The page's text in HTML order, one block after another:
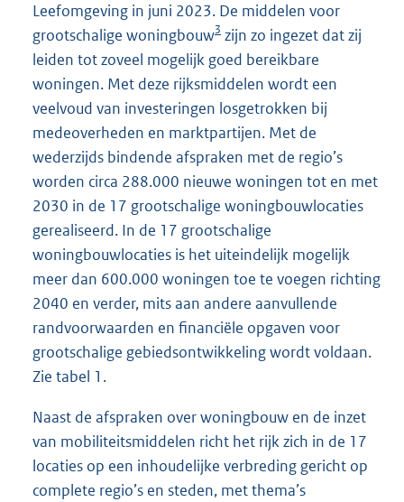
Leefomgeving in juni 2023. De middelen voor
grootschalige woningbouw3 zijn zo ingezet dat zij
leiden tot zoveel mogelijk goed bereikbare
woningen. Met deze rijksmiddelen wordt een
veelvoud van investeringen losgetrokken bij
medeoverheden en marktpartijen. Met de
wederzijds bindende afspraken met de regio’s
worden circa 288.000 nieuwe woningen tot en met
2030 in de 17 grootschalige woningbouwlocaties
gerealiseerd. In de 17 grootschalige
woningbouwlocaties is het uiteindelijk mogelijk
meer dan 600.000 woningen toe te voegen richting
2040 en verder, mits aan andere aanvullende
randvoorwaarden en financiële opgaven voor
grootschalige gebiedsontwikkeling wordt voldaan.
Zie tabel 1.
Naast de afspraken over woningbouw en de inzet
van mobiliteitsmiddelen richt het rijk zich in de 17
locaties op een inhoudelijke verbreding gericht op
complete regio’s en steden, met thema’s